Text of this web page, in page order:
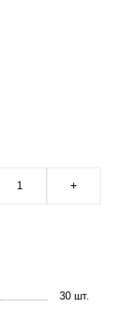
+
30 шт.